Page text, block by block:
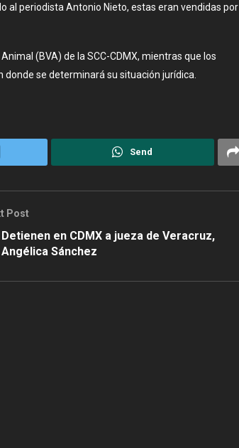
al periodista Antonio Nieto, estas eran vendidas por
(BVA) de la SCC-CDMX, mientras que los
se determinará su situación jurídica.
Send
Post
Detienen en CDMX a jueza de Veracruz,
Angélica Sánchez